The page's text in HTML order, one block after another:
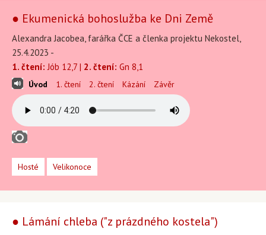
● Ekumenická bohoslužba ke Dni Země
Alexandra Jacobea, farářka ČCE a členka projektu Nekostel,
25.4.2023 -
1. čtení: Jób 12,7 | 2. čtení: Gn 8,1
Úvod 1. čtení 2. čtení Kázání Závěr
Hosté Velikonoce
● Lámání chleba ("z prázdného kostela")